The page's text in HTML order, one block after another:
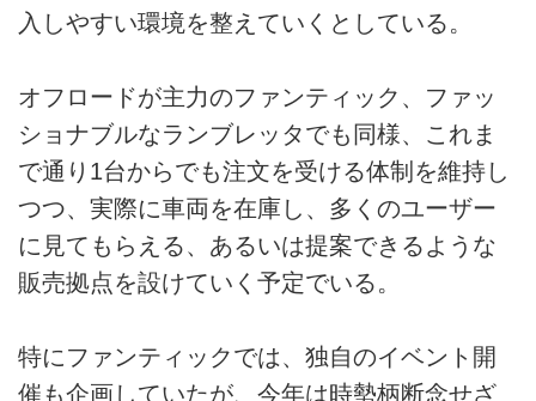
入しやすい環境を整えていくとしている。
オフロードが主力のファンティック、ファッ
ショナブルなランブレッタでも同様、これま
で通り1台からでも注文を受ける体制を維持し
つつ、実際に車両を在庫し、多くのユーザー
に見てもらえる、あるいは提案できるような
販売拠点を設けていく予定でいる。
特にファンティックでは、独自のイベント開
催も企画していたが、今年は時勢柄断念せざ